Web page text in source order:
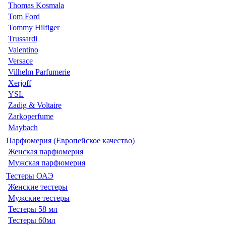
Thomas Kosmala
Tom Ford
Tommy Hilfiger
Trussardi
Valentino
Versace
Vilhelm Parfumerie
Xerjoff
YSL
Zadig & Voltaire
Zarkoperfume
Maybach
Парфюмерия (Европейское качество)
Женская парфюмерия
Мужская парфюмерия
Тестеры ОАЭ
Женские тестеры
Мужские тестеры
Тестеры 58 мл
Тестеры 60мл